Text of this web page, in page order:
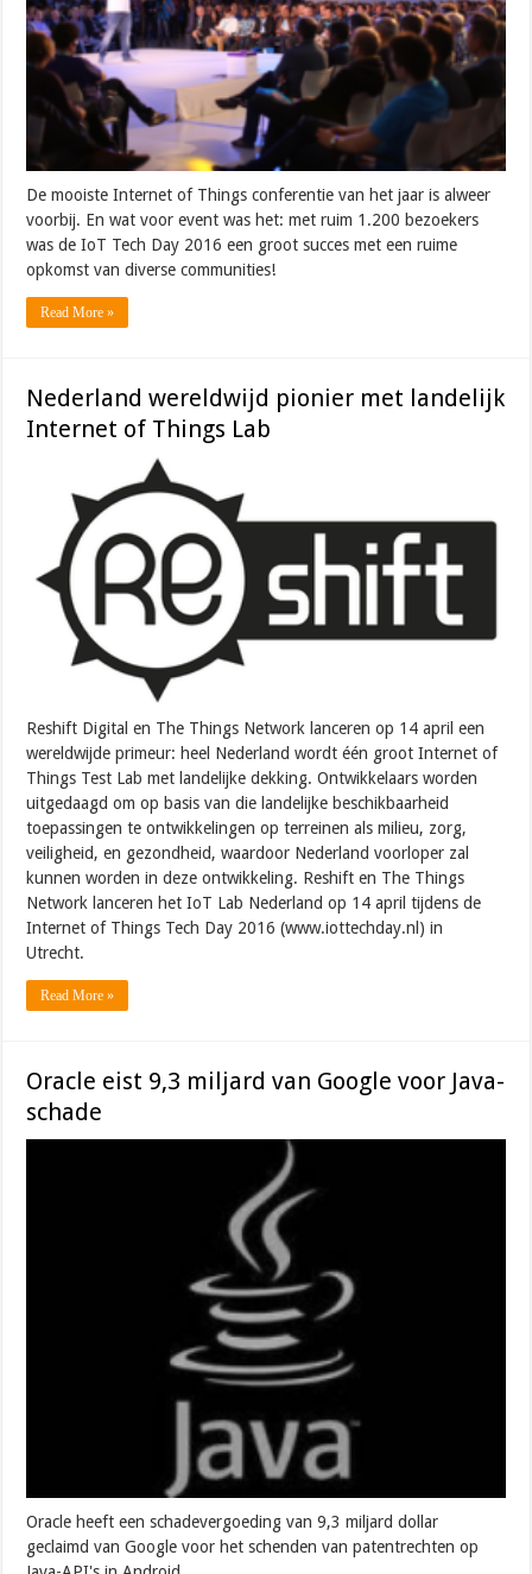
De mooiste Internet of Things conferentie van het jaar is alweer
voorbij. En wat voor event was het: met ruim 1.200 bezoekers
was de IoT Tech Day 2016 een groot succes met een ruime
opkomst van diverse communities!
Read More »
Nederland wereldwijd pionier met landelijk
Internet of Things Lab
Reshift Digital en The Things Network lanceren op 14 april een
wereldwijde primeur: heel Nederland wordt één groot Internet of
Things Test Lab met landelijke dekking. Ontwikkelaars worden
uitgedaagd om op basis van die landelijke beschikbaarheid
toepassingen te ontwikkelingen op terreinen als milieu, zorg,
veiligheid, en gezondheid, waardoor Nederland voorloper zal
kunnen worden in deze ontwikkeling. Reshift en The Things
Network lanceren het IoT Lab Nederland op 14 april tijdens de
Internet of Things Tech Day 2016 (www.iottechday.nl) in
Utrecht.
Read More »
Oracle eist 9,3 miljard van Google voor Java-
schade
Oracle heeft een schadevergoeding van 9,3 miljard dollar
geclaimd van Google voor het schenden van patentrechten op